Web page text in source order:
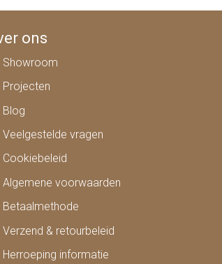
ons
Showroom
Projecten
Blog
Veelgestelde vragen
Cookiebeleid
Algemene voorwaarden
Betaalmethode
Verzend & retourbeleid
Herroeping informatie